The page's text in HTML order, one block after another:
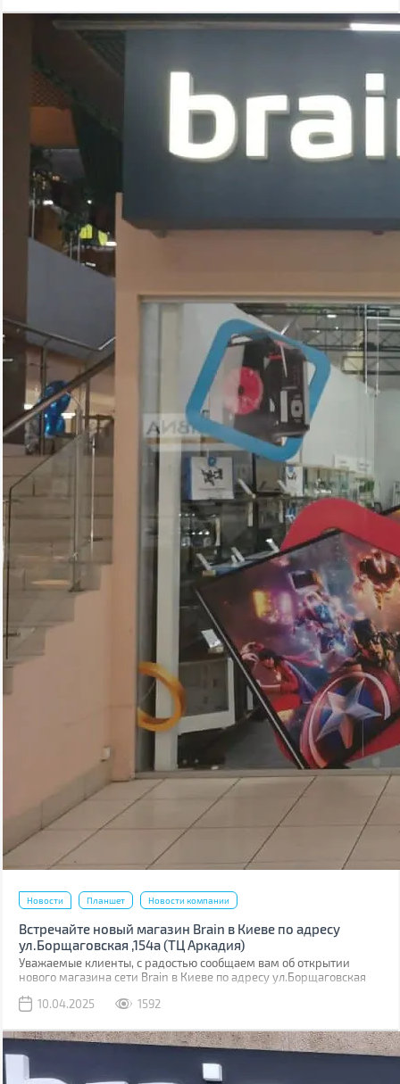
Новости Планшет Новости компании
Встречайте новый магазин Brain в Киеве по адресу
ул.Борщаговская ,154а (ТЦ Аркадия)
Уважаемые клиенты, с радостью сообщаем вам об открытии
нового магазина сети Brain в Киеве по адресу ул.Борщаговская
10.04.2025
1592